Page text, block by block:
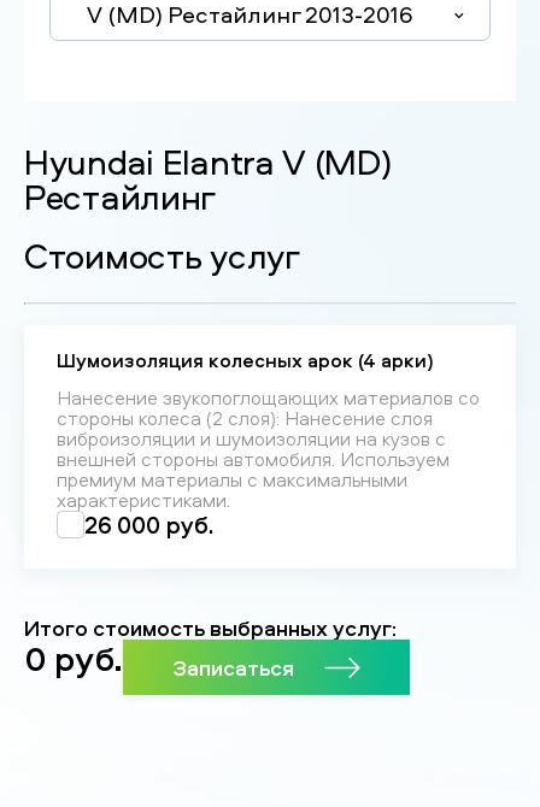
V (MD) Рестайлинг 2013-2016
Hyundai Elantra V (MD)
Рестайлинг
Стоимость услуг
Шумоизоляция колесных арок (4 арки)
Нанесение звукопоглощающих материалов со
стороны колеса (2 слоя): Нанесение слоя
виброизоляции и шумоизоляции на кузов с
внешней стороны автомобиля. Используем
премиум материалы с максимальными
характеристиками.
26 000 руб.
Итого стоимость выбранных услуг:
0 руб. Записаться